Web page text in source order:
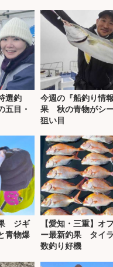
選釣
目・
今週の『船釣り情
果 秋の青物がシ
狙い目
果 ジギ
青物爆
【愛知・三重】オ
ー最新釣果 タイ
数釣り好機